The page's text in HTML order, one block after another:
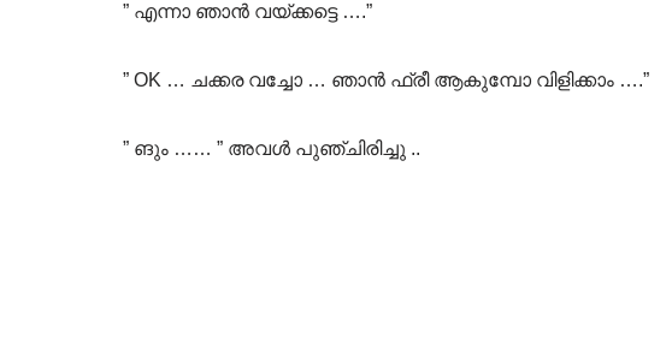
” എന്നാ ഞാൻ വയ്ക്കട്ടെ ….”
” OK … ചക്കര വച്ചോ … ഞാൻ ഫ്രീ ആകുമ്പോ വിളിക്കാം ….”
” ങും …… ” അവൾ പുഞ്ചിരിച്ചു ..